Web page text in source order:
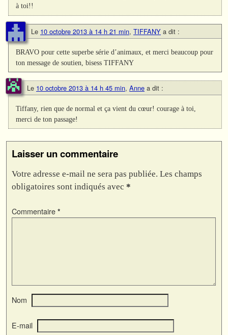
à toi!!
Le 10 octobre 2013 à 14 h 21 min, TIFFANY a dit :
BRAVO pour cette superbe série d’animaux, et merci beaucoup pour
ton message de soutien, bisess TIFFANY
Le 10 octobre 2013 à 14 h 45 min, Anne a dit :
Tiffany, rien que de normal et ça vient du cœur! courage à toi,
merci de ton passage!
Laisser un commentaire
Votre adresse e-mail ne sera pas publiée. Les champs
obligatoires sont indiqués avec *
Commentaire *
Nom
E-mail